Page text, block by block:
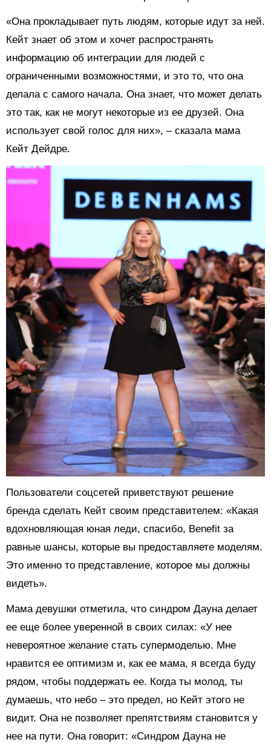
«Она прокладывает путь людям, которые идут за ней.
Кейт знает об этом и хочет распространять
информацию об интеграции для людей с
ограниченными возможностями, и это то, что она
делала с самого начала. Она знает, что может делать
это так, как не могут некоторые из ее друзей. Она
использует свой голос для них», – сказала мама
Кейт Дейдре.
Пользователи соцсетей приветствуют решение
бренда сделать Кейт своим представителем: «Какая
вдохновляющая юная леди, спасибо, Benefit за
равные шансы, которые вы предоставляете моделям.
Это именно то представление, которое мы должны
видеть».
Мама девушки отметила, что синдром Дауна делает
ее еще более уверенной в своих силах: «У нее
невероятное желание стать супермоделью. Мне
нравится ее оптимизм и, как ее мама, я всегда буду
рядом, чтобы поддержать ее. Когда ты молод, ты
думаешь, что небо – это предел, но Кейт этого не
видит. Она не позволяет препятствиям становится у
нее на пути. Она говорит: «Синдром Дауна не